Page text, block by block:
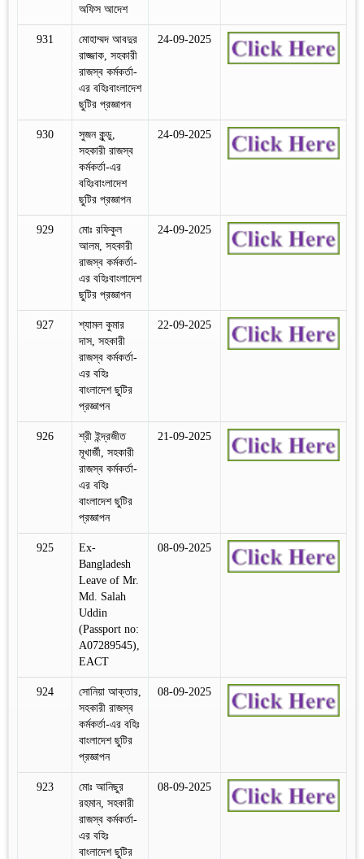
অফিস আদেশ
931
মোহাম্মদ আবদুর
রাজ্জাক, সহকারী
রাজস্ব কর্মকর্তা-
এর বহিঃবাংলাদেশ
ছুটির প্রজ্ঞাপন
24-09-2025
930
সুজন কুন্ডু,
সহকারী রাজস্ব
কর্মকর্তা-এর
বহিঃবাংলাদেশ
ছুটির প্রজ্ঞাপন
24-09-2025
929
মোঃ রফিকুল
আলম, সহকারী
রাজস্ব কর্মকর্তা-
এর বহিঃবাংলাদেশ
ছুটির প্রজ্ঞাপন
24-09-2025
927
শ্যামল কুমার
দাস, সহকারী
রাজস্ব কর্মকর্তা-
এর বহিঃ
বাংলাদেশ ছুটির
প্রজ্ঞাপন
22-09-2025
926
শ্রী ইন্দ্রজীত
মূখার্জী, সহকারী
রাজস্ব কর্মকর্তা-
এর বহিঃ
বাংলাদেশ ছুটির
প্রজ্ঞাপন
21-09-2025
925
Ex-
Bangladesh
Leave of Mr.
Md. Salah
Uddin
(Passport no:
A07289545),
EACT
08-09-2025
924
সোনিয়া আক্তার,
সহকারী রাজস্ব
কর্মকর্তা-এর বহিঃ
বাংলাদেশ ছুটির
প্রজ্ঞাপন
08-09-2025
923
মোঃ আনিছুর
রহমান, সহকারী
রাজস্ব কর্মকর্তা-
এর বহিঃ
বাংলাদেশ ছুটির
08-09-2025